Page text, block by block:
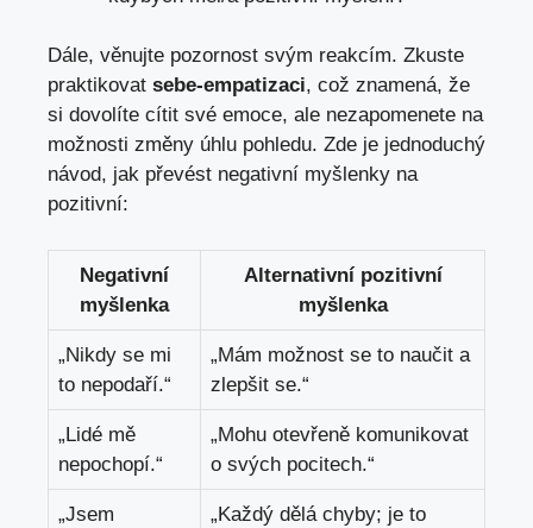
Dále, věnujte pozornost svým reakcím. Zkuste
praktikovat sebe-empatizaci, což znamená, že
si dovolíte cítit své emoce, ale nezapomenete na
možnosti změny úhlu pohledu. Zde je jednoduchý
návod, jak převést negativní myšlenky na
pozitivní:
Negativní
myšlenka
Alternativní pozitivní
myšlenka
„Nikdy se mi
to nepodaří.“
„Mám možnost se to naučit a
zlepšit se.“
„Lidé mě
nepochopí.“
„Mohu otevřeně komunikovat
o svých pocitech.“
„Jsem
„Každý dělá chyby; je to